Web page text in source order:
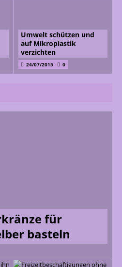
Umwelt schützen und
auf Mikroplastik
verzichten
24/07/2015 0
für
basteln